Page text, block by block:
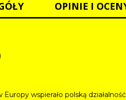
OPINIE I
Europy wspierało polską